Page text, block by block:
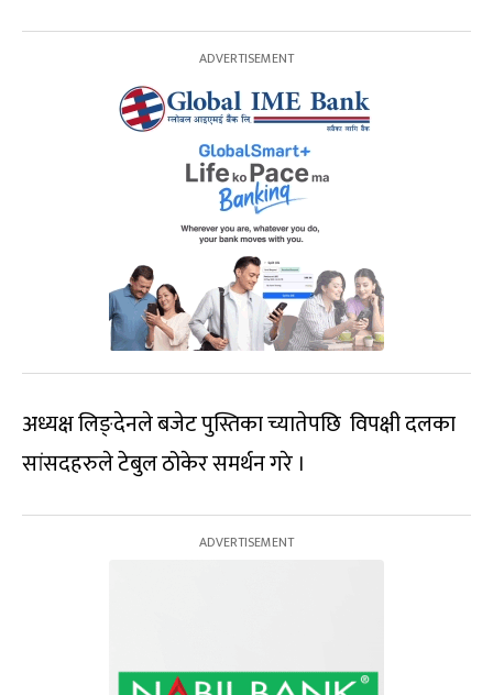
अध्यक्ष लिङ्देनले बजेट पुस्तिका च्यातेपछि विपक्षी दलका
सांसदहरुले टेबुल ठोकेर समर्थन गरे ।